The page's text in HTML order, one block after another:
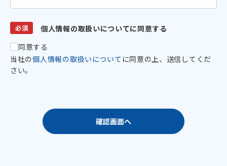
必須
個人情報の取扱いについてに同意する
同意する
当社の個人情報の取扱いについて に同意の上、送信してくだ
さい。
確認画面へ